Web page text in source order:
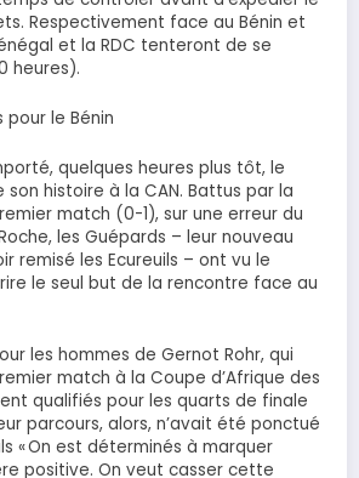
Respectivement face au Bénin et
et la RDC tenteront de se
heures).
pour le Bénin
quelques heures plus tôt, le
histoire à la CAN. Battus par la
match (0-1), sur une erreur du
les Guépards – leur nouveau
remisé les Ecureuils – ont vu le
le seul but de la rencontre face au
les hommes de Gernot Rohr, qui
match à la Coupe d’Afrique des
qualifiés pour les quarts de finale
parcours, alors, n’avait été ponctué
« On est déterminés à marquer
positive. On veut casser cette